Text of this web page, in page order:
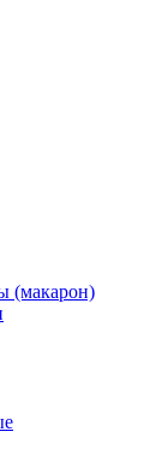
(макарон)